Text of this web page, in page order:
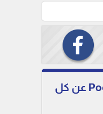
فرص تدريب في السكرتارية وإدارة الأعمال والمحاسبة والهندسة والقانون مع صرف Pocket Money عن كل